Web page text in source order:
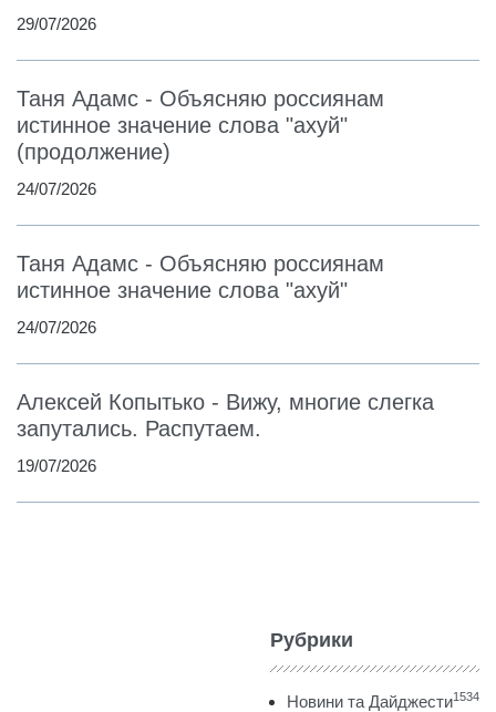
29/07/2026
Таня Адамс - Объясняю россиянам
истинное значение слова "ахуй"
(продолжение)
24/07/2026
Таня Адамс - Объясняю россиянам
истинное значение слова "ахуй"
24/07/2026
Алексей Копытько - Вижу, многие слегка
запутались. Распутаем.
19/07/2026
Рубрики
Новини та Дайджести1534